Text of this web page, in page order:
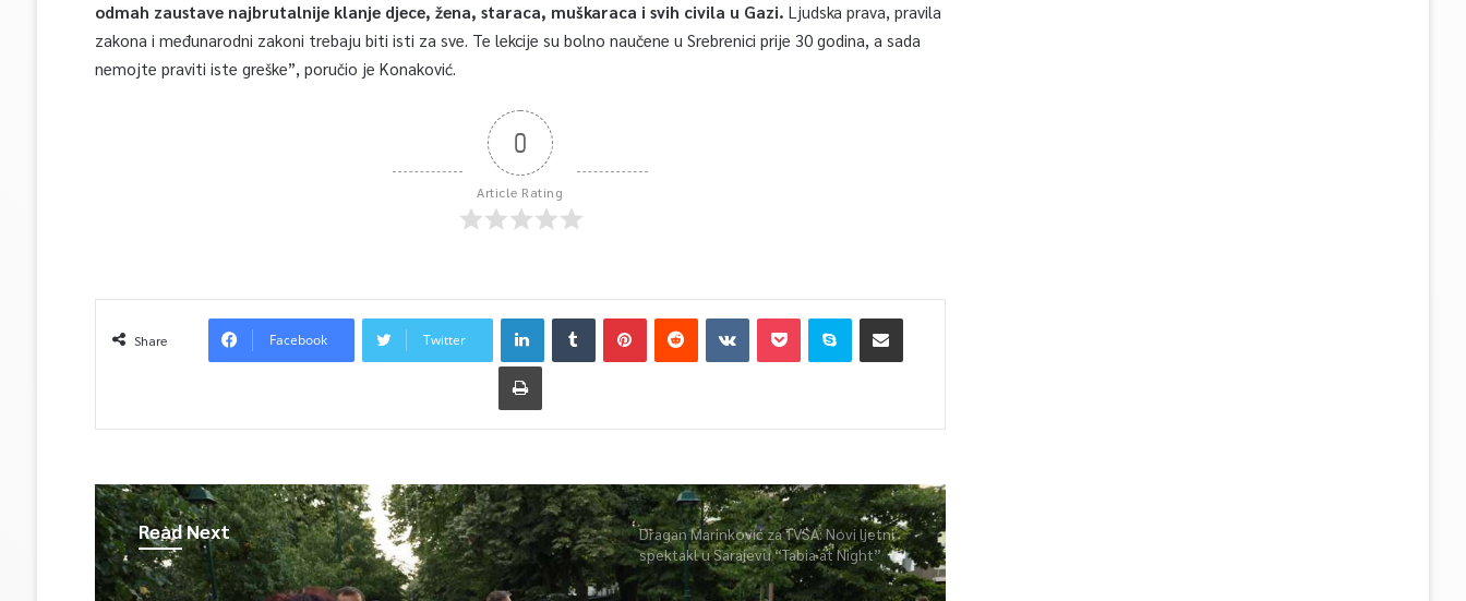
odmah zaustave najbrutalnije klanje djece, žena, staraca, muškaraca i svih civila u Gazi. Ljudska prava, pravila
zakona i međunarodni zakoni trebaju biti isti za sve. Te lekcije su bolno naučene u Srebrenici prije 30 godina, a sada
nemojte praviti iste greške”, poručio je Konaković.
0
Article Rating
Share Facebook Twitter
Read Next
Dragan Marinković za TVSA: Novi ljetni
spektakl u Sarajevu “Tabia at Night”